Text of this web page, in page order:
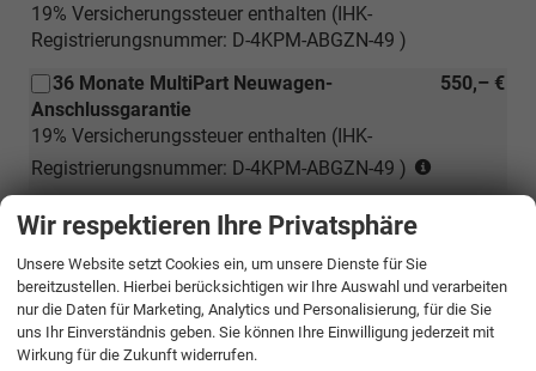
19% Versicherungssteuer enthalten (IHK-
Registrierungsnummer: D-4KPM-ABGZN-49 )
550,– €
36 Monate MultiPart Neuwagen-
Anschlussgarantie
19% Versicherungssteuer enthalten (IHK-
Registrierungsnummer: D-4KPM-ABGZN-49 )
Auslieferungspaket I
Aufbereitung (Fahrzeug wird gewaschen,
ausgesaugt und Klebereste werden entfernt)
99,– €
Auslieferungspaket II
Aufbereitung (Fahrzeug wird gewaschen,
Wir respektieren Ihre Privatsphäre
Unsere Website setzt Cookies ein, um unsere Dienste für Sie
bereitzustellen. Hierbei berücksichtigen wir Ihre Auswahl und verarbeiten
nur die Daten für Marketing, Analytics und Personalisierung, für die Sie
uns Ihr Einverständnis geben. Sie können Ihre Einwilligung jederzeit mit
Wirkung für die Zukunft widerrufen.